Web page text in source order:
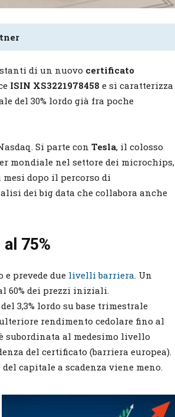
di un nuovo certificato
ISIN XS3221978458 e si caratterizza
del 30% lordo già fra poche
Si parte con Tesla, il colosso
mondiale nel settore dei microchips,
dopo il percorso di
dei big data che collabora anche
75%
prevede due livelli barriera. Un
60% dei prezzi iniziali.
3,3% lordo su base trimestrale
rendimento cedolare fino al
subordinata al medesimo livello
del certificato (barriera europea).
capitale a scadenza viene meno.